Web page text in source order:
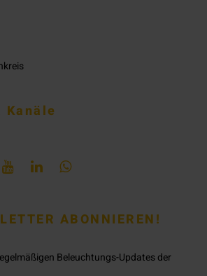
ABONNIEREN!
Beleuchtungs-Updates der